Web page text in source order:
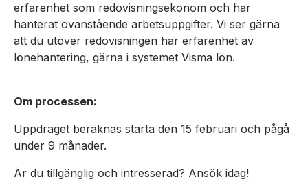
erfarenhet som redovisningsekonom och har
hanterat ovanstående arbetsuppgifter. Vi ser gärna
att du utöver redovisningen har erfarenhet av
lönehantering, gärna i systemet Visma lön.
Om processen:
Uppdraget beräknas starta den 15 februari och pågå
under 9 månader.
Är du tillgänglig och intresserad? Ansök idag!